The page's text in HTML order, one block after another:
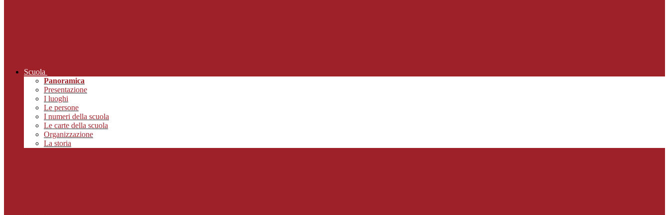
Scuola
Panoramica
Presentazione
I luoghi
Le persone
I numeri della scuola
Le carte della scuola
Organizzazione
La storia